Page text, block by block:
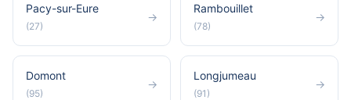
Pacy-sur-Eure
(27)
→
Rambouillet
(78)
→
Domont
(95)
→
Longjumeau
(91)
→